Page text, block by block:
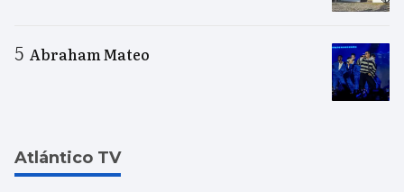
Abraham Mateo
Atlántico TV